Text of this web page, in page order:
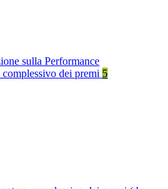
sulla Performance
dei premi 5